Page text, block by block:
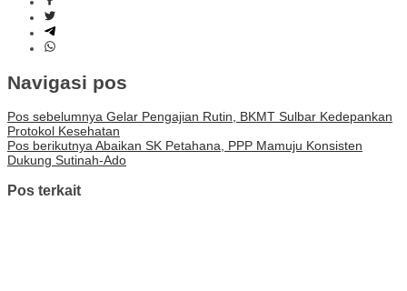
Navigasi pos
Pos sebelumnya Gelar Pengajian Rutin, BKMT Sulbar Kedepankan
Protokol Kesehatan
Pos berikutnya Abaikan SK Petahana, PPP Mamuju Konsisten
Dukung Sutinah-Ado
Pos terkait